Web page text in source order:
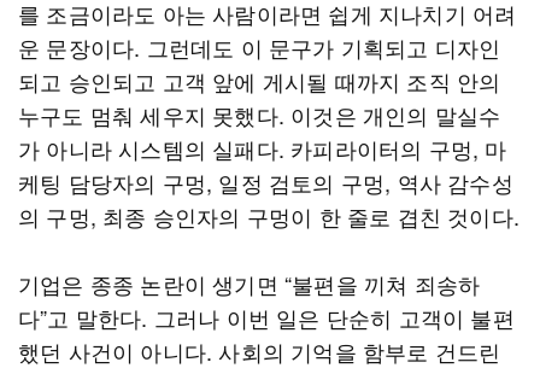
를 조금이라도 아는 사람이라면 쉽게 지나치기 어려
운 문장이다. 그런데도 이 문구가 기획되고 디자인
되고 승인되고 고객 앞에 게시될 때까지 조직 안의
누구도 멈춰 세우지 못했다. 이것은 개인의 말실수
가 아니라 시스템의 실패다. 카피라이터의 구멍, 마
케팅 담당자의 구멍, 일정 검토의 구멍, 역사 감수성
의 구멍, 최종 승인자의 구멍이 한 줄로 겹친 것이다.
기업은 종종 논란이 생기면 “불편을 끼쳐 죄송하
다”고 말한다. 그러나 이번 일은 단순히 고객이 불편
했던 사건이 아니다. 사회의 기억을 함부로 건드린